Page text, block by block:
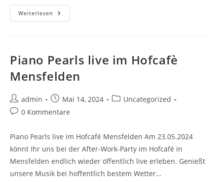
Weiterlesen
Piano Pearls live im Hofcafè
Mensfelden
admin Mai 14, 2024
Uncategorized
0 Kommentare
Piano Pearls live im Hofcafé Mensfelden Am 23.05.2024
könnt Ihr uns bei der After-Work-Party im Hofcafé in
Mensfelden endlich wieder öffentlich live erleben. Genießt
unsere Musik bei hoffentlich bestem Wetter…